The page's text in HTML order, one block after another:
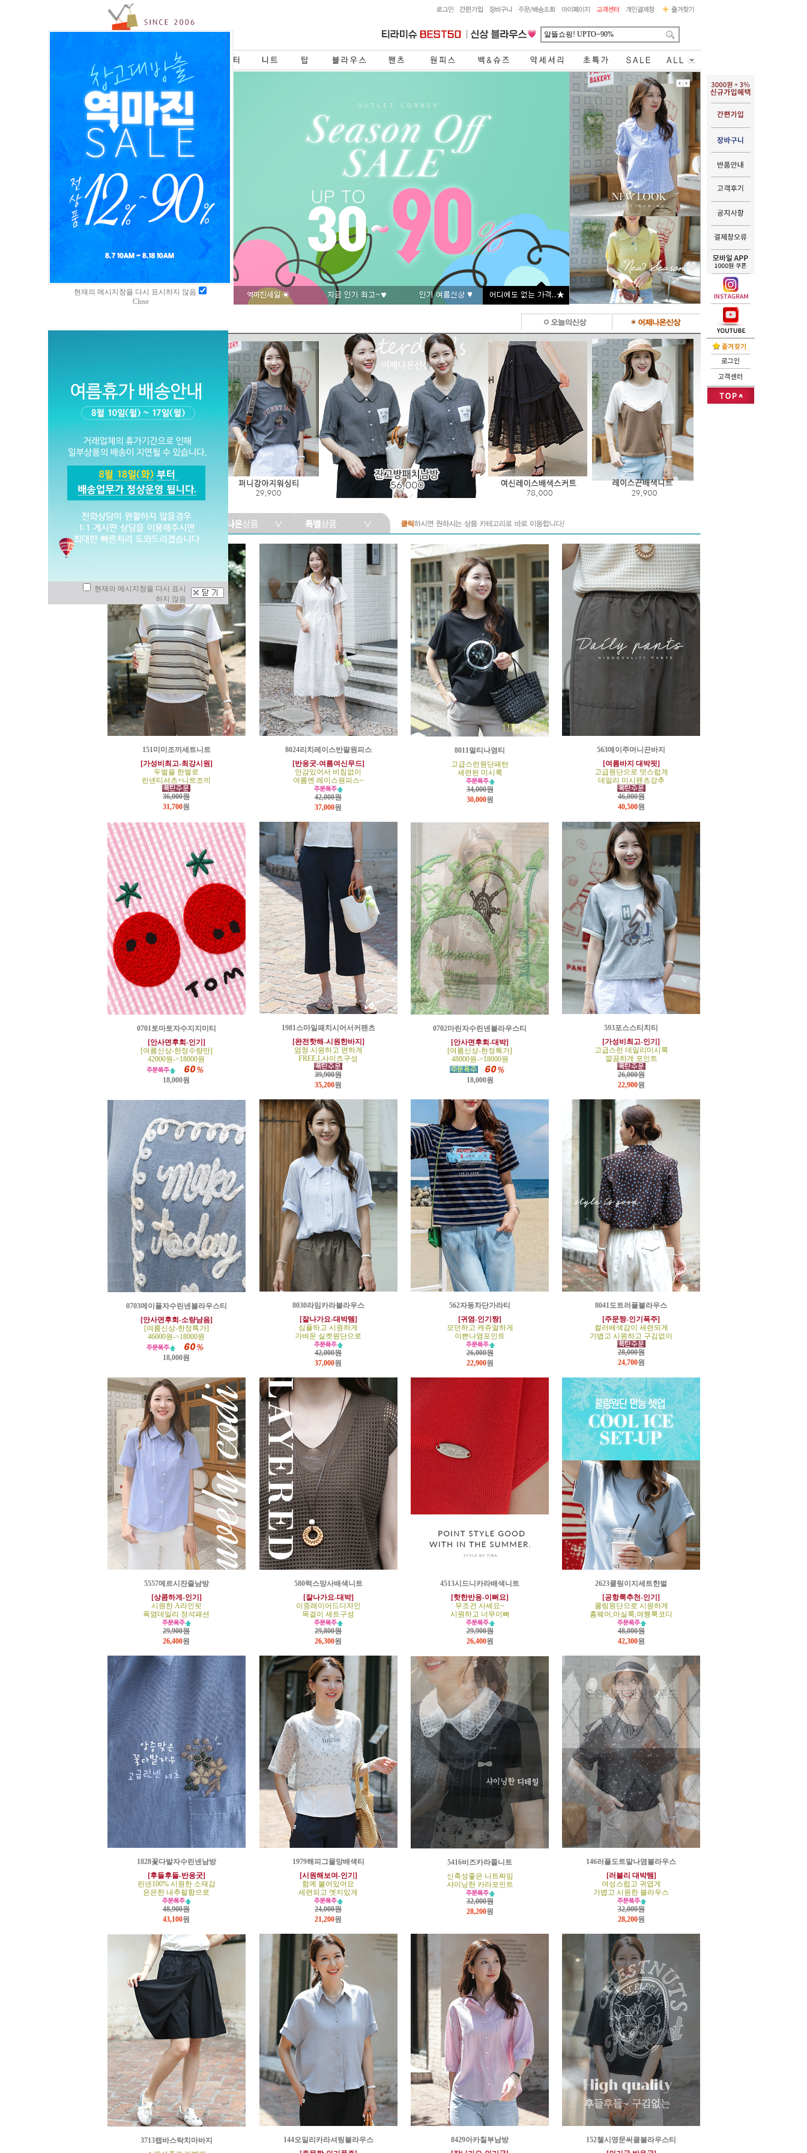
151미미조끼세트니트
[가성비최고-최강시원]
두벌을 한벌로
린넨티셔츠+니트조끼
36,000원
31,700원
8024리치레이스반팔원피스
[반응굿-여름여신무드]
안감있어서 비침없이
여름엔 레이스원피스~
42,000원
37,000원
8011멀티나염티
고급스런원단패턴
세련된 미시룩
34,000원
30,000원
563메이주머니끈바지
[여름바지 대박핏]
고급원단으로 멋스럽게
데일리 미시팬츠강추
46,000원
40,500원
0701토마토자수지지미티
[안사면후회-인기]
[여름신상-한정수량만]
42000원->18000원
18,000원
1981스마일패치시어서커팬츠
[완전핫해-시원한바지]
엄청 시원하고 편하게
FREE,L사이즈구성
39,900원
35,200원
0702마린자수린넨블라우스티
[안사면후회-대박]
[여름신상-한정특가]
48000원->18000원
18,000원
593포스스티치티
[가성비최고-인기]
고급스런 데일리미시룩
깔끔하게 포인트
26,000원
22,900원
0703메이플자수린넨블라우스티
[안사면후회-소량남음]
[여름신상-한정특가]
46000원->18000원
18,000원
8030라임카라블라우스
[잘나가요-대박템]
심플하고 시원하게
가벼운 실켓원단으로
42,000원
37,000원
562자동차단가라티
[귀염-인기짱]
모던하고 캐쥬얼하게
이쁜나염포인트
26,000원
22,900원
8041도트러플블라우스
[주문짱-인기폭주]
컬러배색감이 세련되게
가볍고 시원하고 구김없이
28,000원
24,700원
5557메르시잔줄남방
[상콤하게-인기]
시원한 A라인핏
폭염데일리 정석패션
29,900원
26,400원
580럭스망사배색니트
[잘나가요-대박]
이중레이어드디자인
목걸이 세트구성
29,800원
26,300원
4513시드니카라배색니트
[핫한반응-이뻐요]
무조건 사세요~
시원하고 너무이뻐
29,900원
26,400원
2623쿨링이지세트한벌
[공항룩추천-인기]
쿨링원단으로 시원하게
홈웨어,마실룩,여행룩코디
48,000원
42,300원
1828꽃다발자수린넨남방
[후들후들-반응굿]
린넨100% 시원한 소재감
은은한 내추럴함으로
48,900원
43,100원
1979해피그물망배색티
[시원해보여-인기]
함께 붙어있어요
세련되고 엣지있게
24,000원
21,200원
5416비즈카라쫄니트
신축성좋은 니트짜임
샤이닝한 카라포인트
32,000원
28,200원
146러플도트말나염블라우스
[러블리 대박템]
여성스럽고 귀엽게
가볍고 시원한 블라우스
32,000원
28,200원
3713랩바스락치마바지
144오일리카라셔링블라우스
8429아카칠부남방
152첼시영문써클블라우스티
현재의 메시지창을 다시 표시하지 않음
Close
현재의 메시지창을 다시 표시
하지 않음